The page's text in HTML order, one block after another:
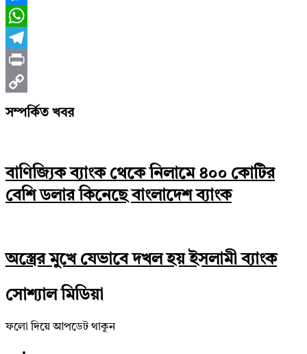
Messenger
WhatsApp
Telegram
Print
Copy
সম্পর্কিত খবর
বাণিজ্যিক ব্যাংক থেকে নিলামে ৪০০ কোটির
বেশি ডলার কিনেছে বাংলাদেশ ব্যাংক
অস্ত্রের মুখে যেভাবে দখল হয় ইসলামী ব্যাংক
সোশ্যাল মিডিয়া
ফলো দিয়ে আপডেট থাকুন